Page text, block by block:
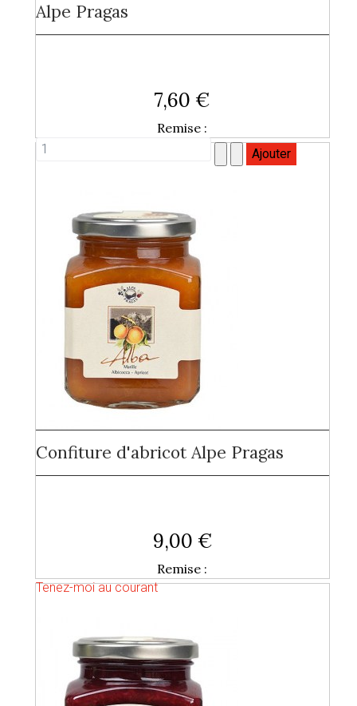
Alpe Pragas
7,60 €
Remise :
Confiture d'abricot Alpe Pragas
9,00 €
Remise :
Tenez-moi au courant